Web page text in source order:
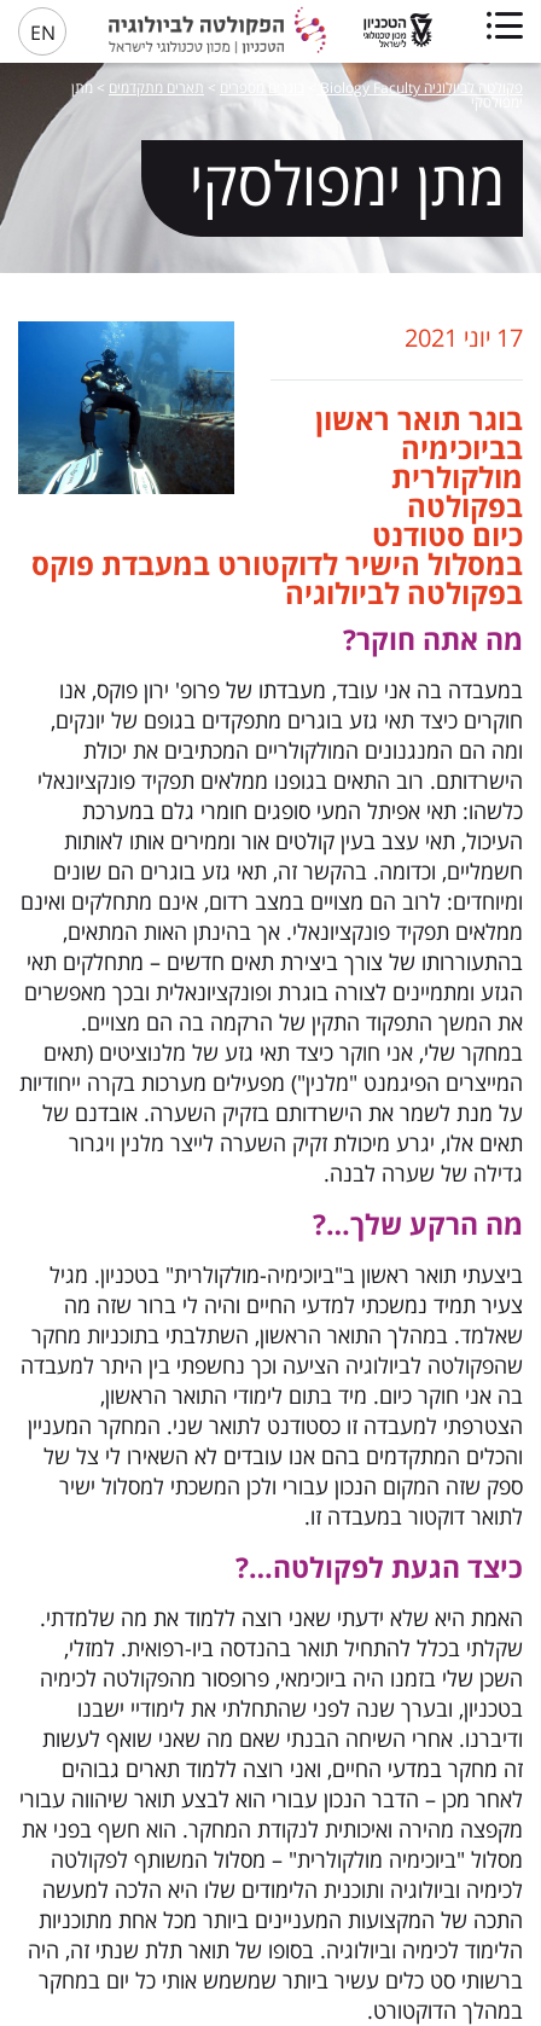
EN
פקולטה לביולוגיה Biology Faculty בוגרים מספרים > תארים מתקדמים > מתן
ימפולסקי
מתן ימפולסקי
17 יוני 2021
בוגר תואר ראשון
בביוכימיה
מולקולרית
בפקולטה
כיום סטודנט
במסלול הישיר לדוקטורט במעבדת פוקס
בפקולטה לביולוגיה
מה אתה חוקר?
במעבדה בה אני עובד, מעבדתו של פרופ' ירון פוקס, אנו
חוקרים כיצד תאי גזע בוגרים מתפקדים בגופם של יונקים,
ומה הם המנגנונים המולקולריים המכתיבים את יכולת
הישרדותם. רוב התאים בגופנו ממלאים תפקיד פונקציונאלי
כלשהו: תאי אפיתל המעי סופגים חומרי גלם במערכת
העיכול, תאי עצב בעין קולטים אור וממירים אותו לאותות
חשמליים, וכדומה. בהקשר זה, תאי גזע בוגרים הם שונים
ומיוחדים: לרוב הם מצויים במצב רדום, אינם מתחלקים ואינם
ממלאים תפקיד פונקציונאלי. אך בהינתן האות המתאים,
בהתעוררותו של צורך ביצירת תאים חדשים – מתחלקים תאי
הגזע ומתמיינים לצורה בוגרת ופונקציונאלית ובכך מאפשרים
את המשך התפקוד התקין של הרקמה בה הם מצויים.
במחקר שלי, אני חוקר כיצד תאי גזע של מלנוציטים (תאים
המייצרים הפיגמנט "מלנין") מפעילים מערכות בקרה ייחודיות
על מנת לשמר את הישרדותם בזקיק השערה. אובדנם של
תאים אלו, יגרע מיכולת זקיק השערה לייצר מלנין ויגרור
גדילה של שערה לבנה.
מה הרקע שלך…?
ביצעתי תואר ראשון ב"ביוכימיה-מולקולרית" בטכניון. מגיל
צעיר תמיד נמשכתי למדעי החיים והיה לי ברור שזה מה
שאלמד. במהלך התואר הראשון, השתלבתי בתוכניות מחקר
שהפקולטה לביולוגיה הציעה וכך נחשפתי בין היתר למעבדה
בה אני חוקר כיום. מיד בתום לימודי התואר הראשון,
הצטרפתי למעבדה זו כסטודנט לתואר שני. המחקר המעניין
והכלים המתקדמים בהם אנו עובדים לא השאירו לי צל של
ספק שזה המקום הנכון עבורי ולכן המשכתי למסלול ישיר
לתואר דוקטור במעבדה זו.
כיצד הגעת לפקולטה…?
האמת היא שלא ידעתי שאני רוצה ללמוד את מה שלמדתי.
שקלתי בכלל להתחיל תואר בהנדסה ביו-רפואית. למזלי,
השכן שלי בזמנו היה ביוכימאי, פרופסור מהפקולטה לכימיה
בטכניון, ובערך שנה לפני שהתחלתי את לימודיי ישבנו
ודיברנו. אחרי השיחה הבנתי שאם מה שאני שואף לעשות
זה מחקר במדעי החיים, ואני רוצה ללמוד תארים גבוהים
לאחר מכן – הדבר הנכון עבורי הוא לבצע תואר שיהווה עבורי
מקפצה מהירה ואיכותית לנקודת המחקר. הוא חשף בפני את
מסלול "ביוכימיה מולקולרית" – מסלול המשותף לפקולטה
לכימיה וביולוגיה ותוכנית הלימודים שלו היא הלכה למעשה
התכה של המקצועות המעניינים ביותר מכל אחת מתוכניות
הלימוד לכימיה וביולוגיה. בסופו של תואר תלת שנתי זה, היה
ברשותי סט כלים עשיר ביותר שמשמש אותי כל יום במחקר
במהלך הדוקטורט.